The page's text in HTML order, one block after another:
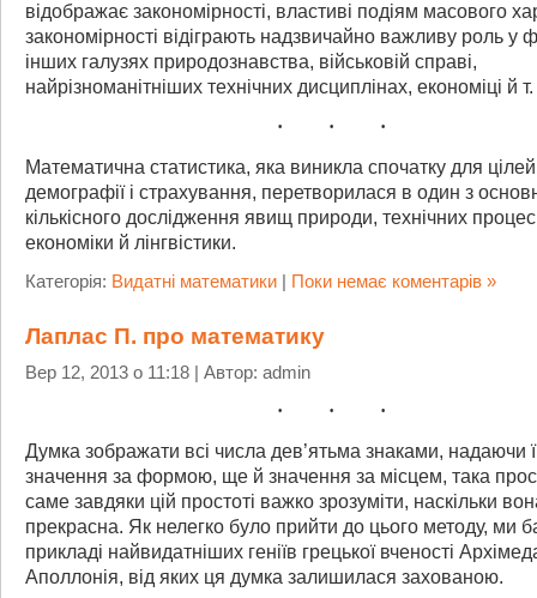
відображає закономірності, властиві подіям масового
закономірності відіграють надзвичайно важливу роль у
інших галузях природознавства, військовій справі,
найрізноманітніших технічних дисциплінах, економіці й
Математична статистика, яка виникла спочатку для цілей
демографії і страхування, перетворилася в один з
кількісного дослідження явищ природи, технічних
економіки й лінгвістики.
Категорія: Видатні математики Поки немає коментарів »
Лаплас П. про математику
Вер 12, 2013 о 11:18 | Автор: admin
Думка зображати всі числа дев’ятьма знаками, надаючи
значення за формою, ще й значення за місцем, така
саме завдяки цій простоті важко зрозуміти, наскільки
прекрасна. Як нелегко було прийти до цього методу, ми
прикладі найвидатніших геніїв грецької вченості
Аполлонія, від яких ця думка залишилася захованою.